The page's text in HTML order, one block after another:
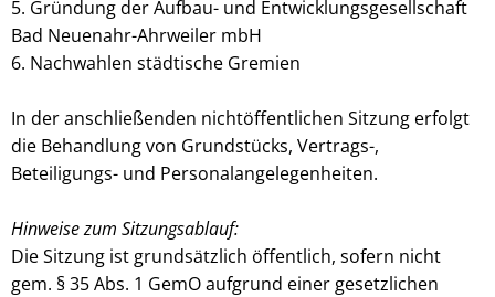
5. Gründung der Aufbau- und Entwicklungsgesellschaft
Bad Neuenahr-Ahrweiler mbH
6. Nachwahlen städtische Gremien
In der anschließenden nichtöffentlichen Sitzung erfolgt
die Behandlung von Grundstücks, Vertrags-,
Beteiligungs- und Personalangelegenheiten.
Hinweise zum Sitzungsablauf:
Die Sitzung ist grundsätzlich öffentlich, sofern nicht
gem. § 35 Abs. 1 GemO aufgrund einer gesetzlichen